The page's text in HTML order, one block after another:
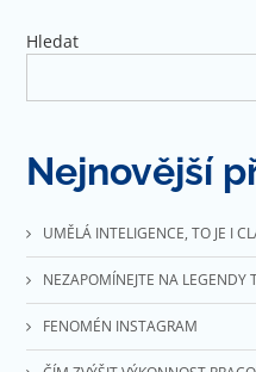
Hledat
Nejnovější
UMĚLÁ INTELIGENCE, TO JE I
NEZAPOMÍNEJTE NA LEGENDY
FENOMÉN INSTAGRAM